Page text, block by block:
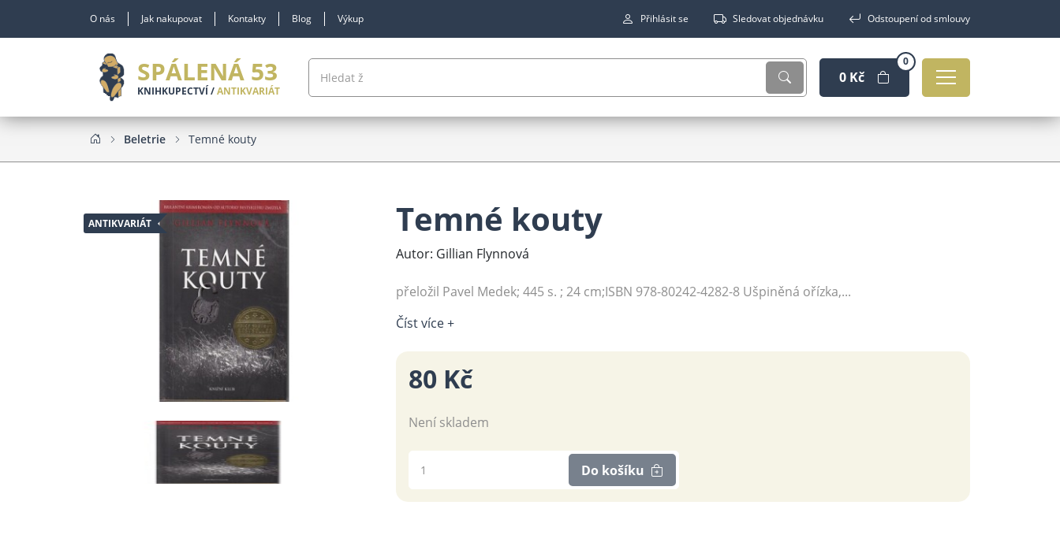
O nás Jak nakupovat Kontakty Blog Výkup Přihlásit se Sledovat objednávku Odstoupení od smlouvy
SPÁLENÁ 53
KNIHKUPECTVÍ /ANTIKVARIÁT
0 Kč
0
Beletrie Temné kouty
ANTIKVARIÁT Temné kouty
Autor: Gillian Flynnová
přeložil Pavel Medek; 445 s. ; 24 cm;ISBN 978-80242-4282-8 Ušpiněná ořízka,...
Číst více +
80 Kč
Není skladem
Do košíku